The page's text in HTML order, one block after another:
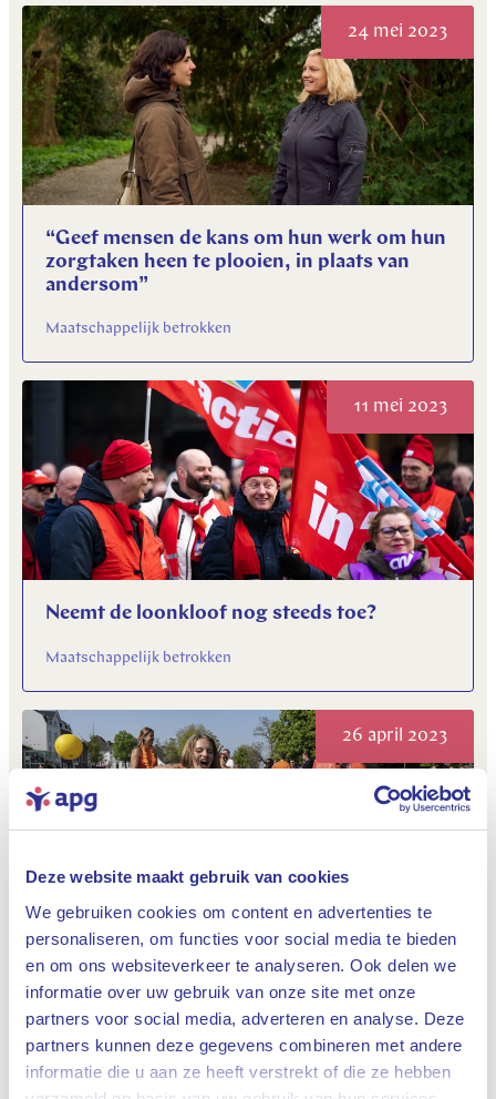
Deze website maakt gebruik van cookies
We gebruiken cookies om content en advertenties te
personaliseren, om functies voor social media te bieden
en om ons websiteverkeer te analyseren. Ook delen we
informatie over uw gebruik van onze site met onze
partners voor social media, adverteren en analyse. Deze
partners kunnen deze gegevens combineren met andere
informatie die u aan ze heeft verstrekt of die ze hebben
Sluiten
24 mei 2023
“Geef mensen de kans om hun werk om hun
zorgtaken heen te plooien, in plaats van
andersom”
Maatschappelijk betrokken
11 mei 2023
Neemt de loonkloof nog steeds toe?
Maatschappelijk betrokken
26 april 2023
Wat zijn de kosten en baten van een
nationale feestdag?
Maatschappelijk betrokken
24 april 2023